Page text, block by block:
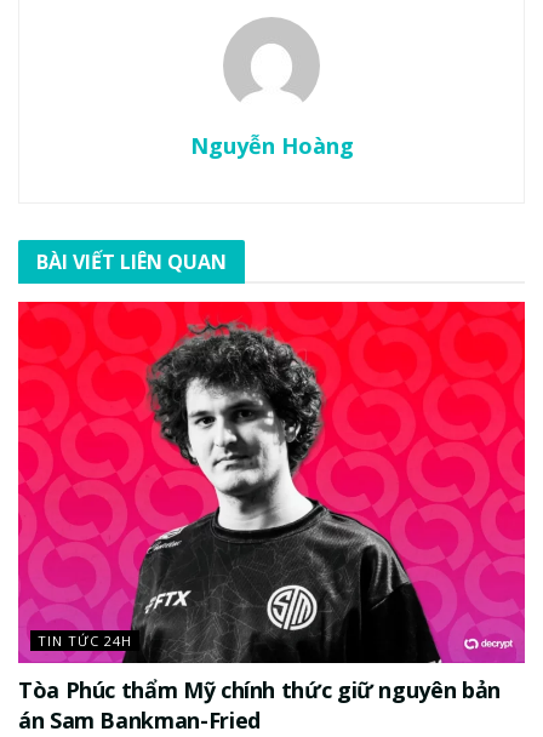
Nguyễn Hoàng
BÀI VIẾT LIÊN QUAN
TIN TỨC 24H
Tòa Phúc thẩm Mỹ chính thức giữ nguyên bản
án Sam Bankman-Fried